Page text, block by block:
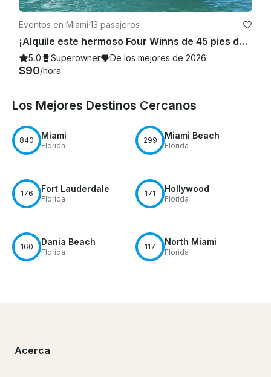
Eventos en Miami·13 pasajeros
¡Alquile este hermoso Four Winns de 45 pies de descuento con 100$ o una moto acuática GRATIS de lunes a viernes!
5.0 Superowner De los mejores de 2026
$90/hora
Los Mejores Destinos Cercanos
840 Miami
Florida
299 Miami Beach
Florida
176 Fort Lauderdale
Florida
171 Hollywood
Florida
160 Dania Beach
Florida
117 North Miami
Florida
Acerca